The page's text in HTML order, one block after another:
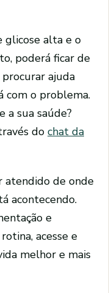
glicose alta e o
poderá ficar de
ajuda
com o problema.
a sua saúde?
do chat da
atendido de onde
acontecendo.
e
acesse e
melhor e mais